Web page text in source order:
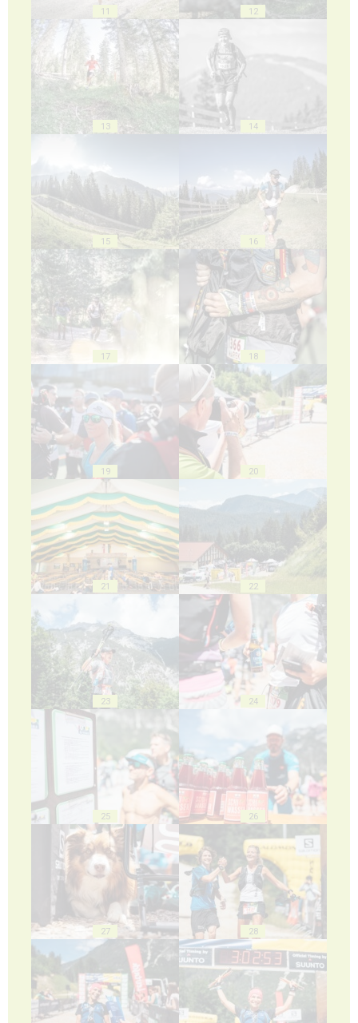
11 12
13 14
15 16
17 18
19 20
21 22
23 24
25 26
27 28